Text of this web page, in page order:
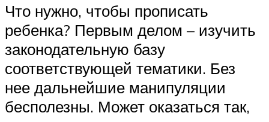
Что нужно, чтобы прописать
ребенка? Первым делом – изучить
законодательную базу
соответствующей тематики. Без
нее дальнейшие манипуляции
бесполезны. Может оказаться так,